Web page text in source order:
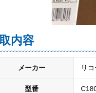
内容
メーカー リコ
型番